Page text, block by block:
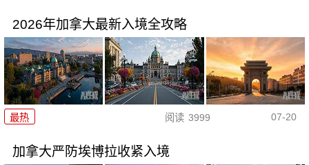
2026年加拿大最新入境全攻略
最热 阅读 3999 07-20
加拿大严防埃博拉收紧入境